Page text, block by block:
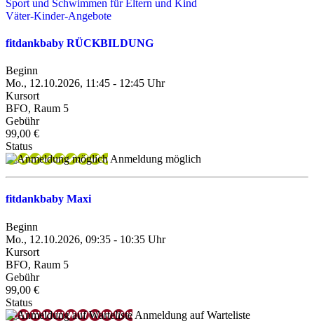
Sport und Schwimmen für Eltern und Kind
Väter-Kinder-Angebote
fitdankbaby RÜCKBILDUNG
Beginn
Mo., 12.10.2026, 11:45 - 12:45 Uhr
Kursort
BFO, Raum 5
Gebühr
99,00 €
Status
Anmeldung möglich
fitdankbaby Maxi
Beginn
Mo., 12.10.2026, 09:35 - 10:35 Uhr
Kursort
BFO, Raum 5
Gebühr
99,00 €
Status
Anmeldung auf Warteliste